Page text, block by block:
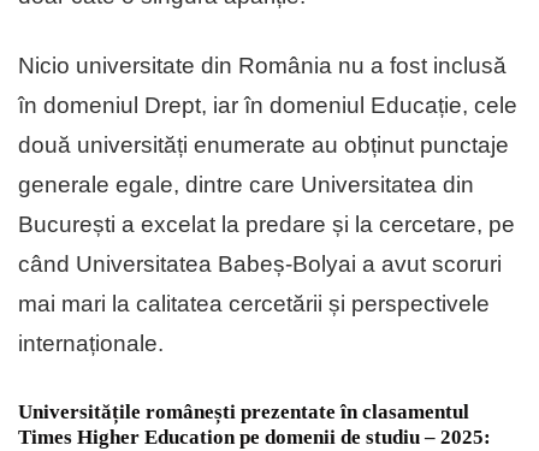
Nicio universitate din România nu a fost inclusă
în domeniul Drept, iar în domeniul Educație, cele
două universități enumerate au obținut punctaje
generale egale, dintre care Universitatea din
București a excelat la predare și la cercetare, pe
când Universitatea Babeș-Bolyai a avut scoruri
mai mari la calitatea cercetării și perspectivele
internaționale.
Universitățile românești prezentate în clasamentul
Times Higher Education pe domenii de studiu – 2025: